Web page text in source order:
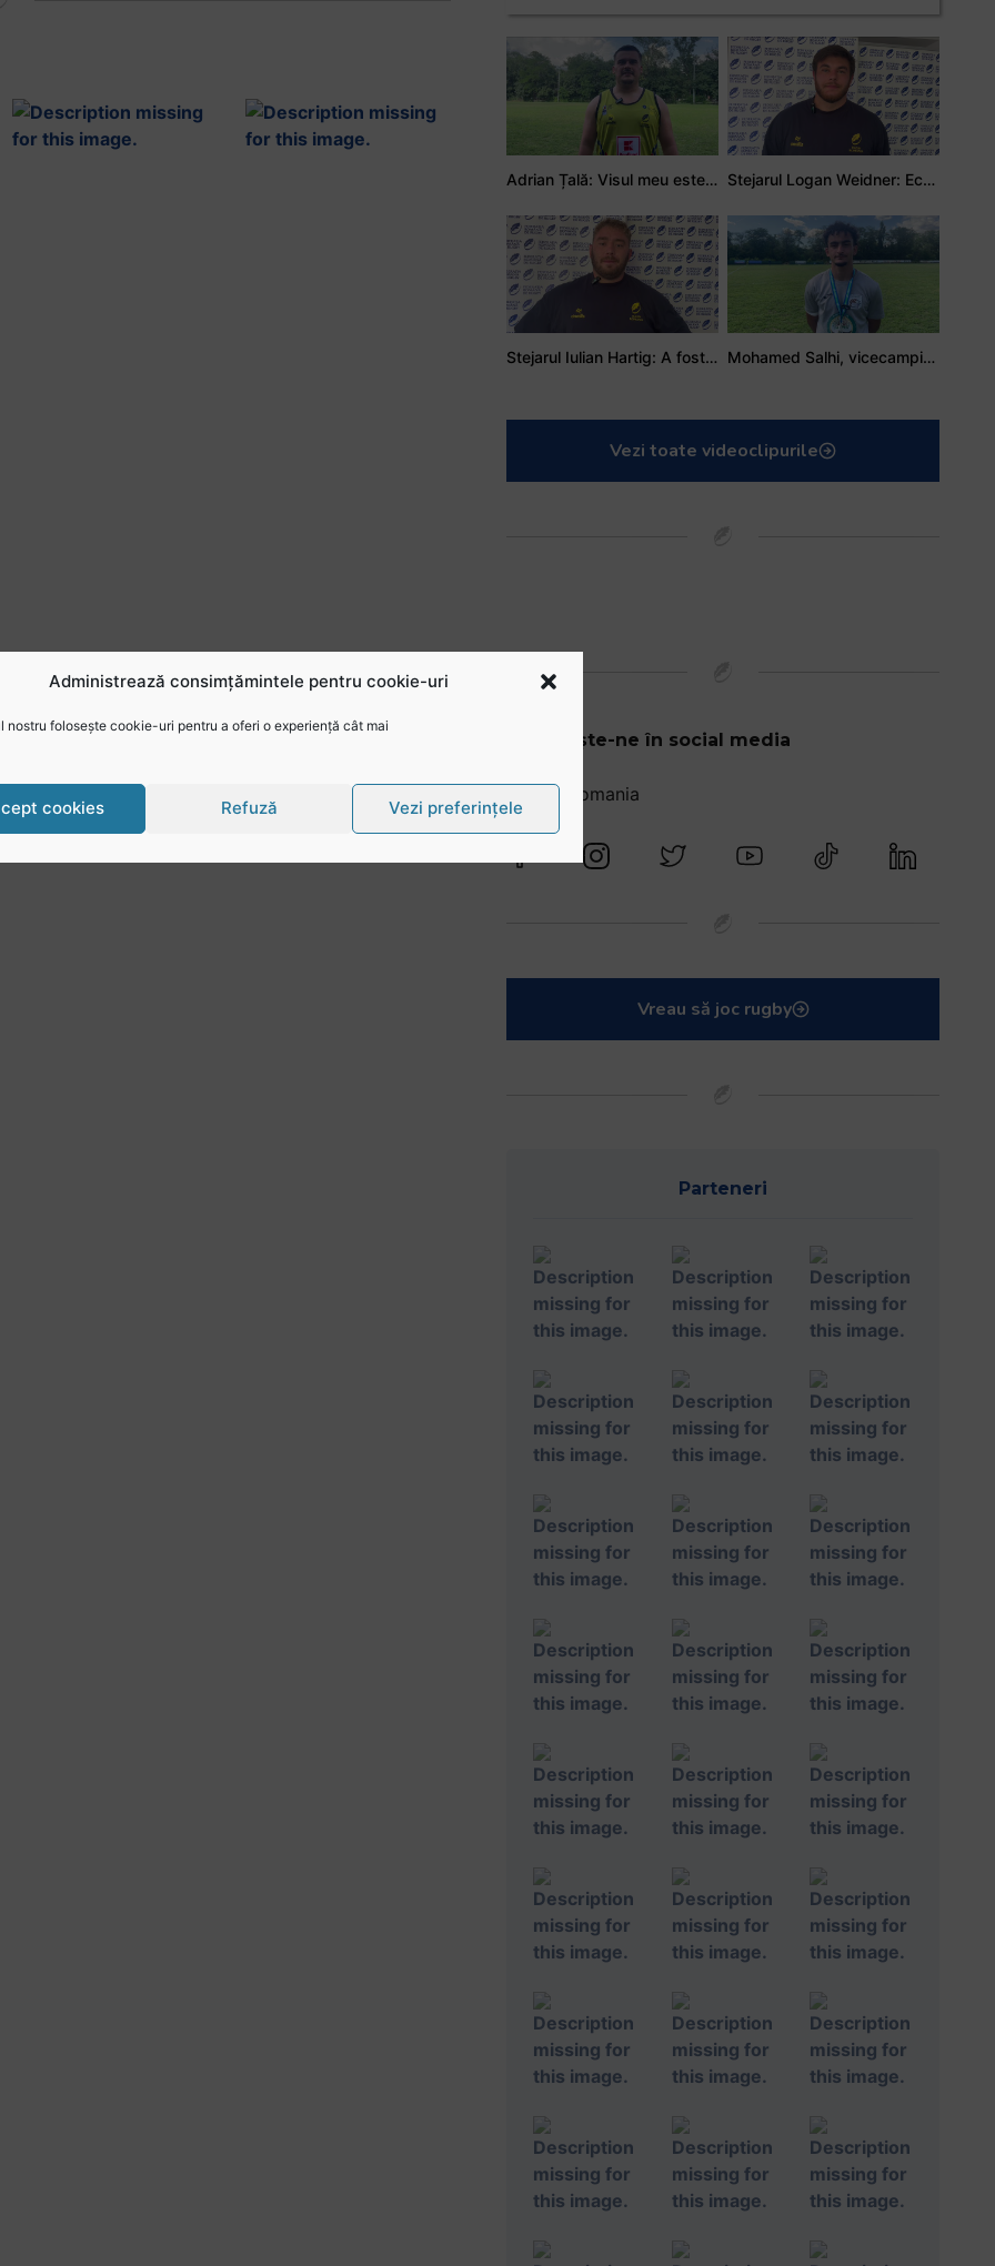
Administrează consimțămintele pentru cookie-uri
nostru folosește cookie-uri pentru a oferi o experiență cât mai
cookies Refuză Vezi preferințele
Adrian Țală: Visul meu este să debutez pentru România Stejarul Logan Weidner: Echipa a muncit mult, iar asta se va vedea în meciurile de la Nations Cup
Stejarul Iulian Hartig: A fost un turneu care a unit mai mult echipa Mohamed Salhi, vicecampion național juniori I: Rugby-ul te învață să accepți și înfrângerile
Vezi toate videoclipurile
Urmărește-ne în social media
@rugbyromania
Vreau să joc rugby
Parteneri